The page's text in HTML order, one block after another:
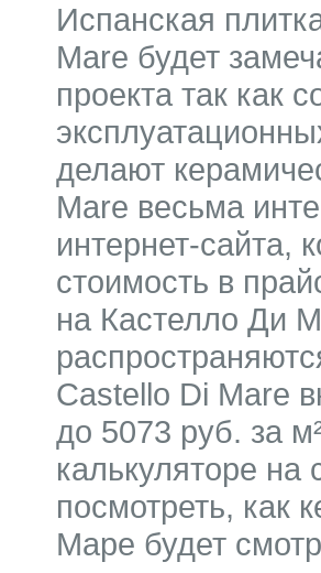
Испанская
Mare будет
проекта так как
делают
Mare весьма
интернет-сайта,
стоимость в
на Кастелло Ди
Castello Di Mare
до 5073 руб. за
калькуляторе
посмотреть, как
Маре будет